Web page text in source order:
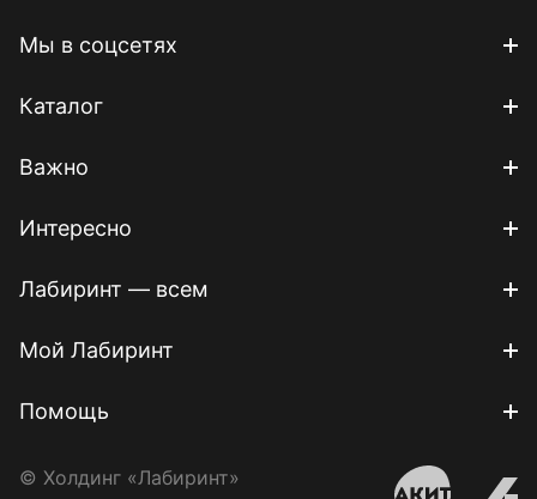
Мы в соцсетях
Каталог
Важно
Интересно
Лабиринт — всем
Мой Лабиринт
Помощь
© Холдинг «Лабиринт»